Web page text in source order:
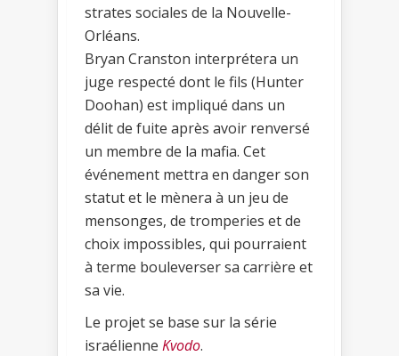
strates sociales de la Nouvelle-
Orléans.
Bryan Cranston interprétera un
juge respecté dont le fils (Hunter
Doohan) est impliqué dans un
délit de fuite après avoir renversé
un membre de la mafia. Cet
événement mettra en danger son
statut et le mènera à un jeu de
mensonges, de tromperies et de
choix impossibles, qui pourraient
à terme bouleverser sa carrière et
sa vie.
Le projet se base sur la série
israélienne Kvodo.